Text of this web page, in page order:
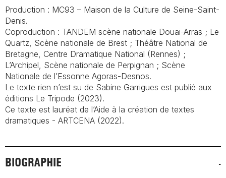
Production : MC93 – Maison de la Culture de Seine-Saint-
Denis.
Coproduction : TANDEM scène nationale Douai-Arras ; Le
Quartz, Scène nationale de Brest ; Théâtre National de
Bretagne, Centre Dramatique National (Rennes) ;
L’Archipel, Scène nationale de Perpignan ; Scène
Nationale de l’Essonne Agoras-Desnos.
Le texte rien n’est su de Sabine Garrigues est publié aux
éditions Le Tripode (2023).
Ce texte est lauréat de l’Aide à la création de textes
dramatiques - ARTCENA (2022).
BIOGRAPHIE